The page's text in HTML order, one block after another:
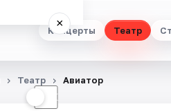
Концерты Театр
×
☾
Театр Авиатор